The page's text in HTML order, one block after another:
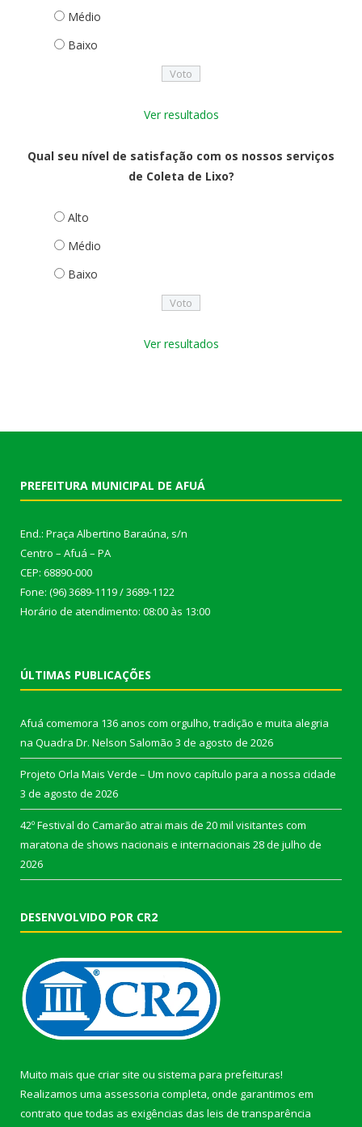
Médio
Baixo
Ver resultados
Qual seu nível de satisfação com os nossos serviços
de Coleta de Lixo?
Alto
Médio
Baixo
Ver resultados
PREFEITURA MUNICIPAL DE AFUÁ
End.: Praça Albertino Baraúna, s/n
Centro – Afuá – PA
CEP: 68890-000
Fone: (96) 3689-1119 / 3689-1122
Horário de atendimento: 08:00 às 13:00
ÚLTIMAS PUBLICAÇÕES
Afuá comemora 136 anos com orgulho, tradição e muita alegria
na Quadra Dr. Nelson Salomão 3 de agosto de 2026
Projeto Orla Mais Verde – Um novo capítulo para a nossa cidade
3 de agosto de 2026
42º Festival do Camarão atrai mais de 20 mil visitantes com
maratona de shows nacionais e internacionais 28 de julho de
2026
DESENVOLVIDO POR CR2
Muito mais que criar site ou sistema para prefeituras!
Realizamos uma assessoria completa, onde garantimos em
contrato que todas as exigências das leis de transparência